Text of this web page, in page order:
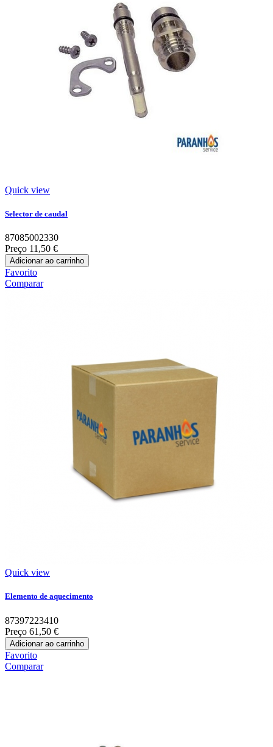
Quick view
Selector de caudal
87085002330
Preço 11,50 €
Adicionar ao carrinho
Favorito
Comparar
Quick view
Elemento de aquecimento
87397223410
Preço 61,50 €
Adicionar ao carrinho
Favorito
Comparar